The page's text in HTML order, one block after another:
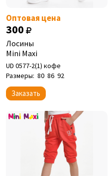
Оптовая цена
300
Лосины
Mini Maxi
UD 0577-2(1) кофе
Размеры: 80 86 92
Заказать